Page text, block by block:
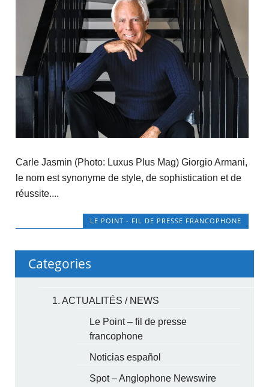
Carle Jasmin (Photo: Luxus Plus Mag) Giorgio Armani,
le nom est synonyme de style, de sophistication et de
réussite....
LE POINT - FIL DE PRESSE FRANCOPHONE
Categories
1. ACTUALITÉS / NEWS
Le Point – fil de presse
francophone
Noticias español
Spot – Anglophone Newswire